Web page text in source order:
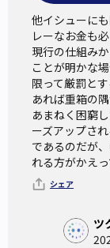
他イシューに
レーなお金も
現行の仕組み
ことが明かな
限って厳罰と
あれば重箱の
あまねく困窮
ーズアップさ
であるのだが
れる方がかえ
シェア
ツ